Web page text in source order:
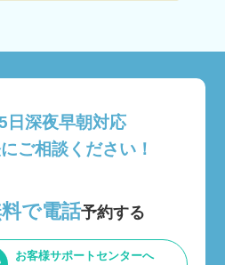
日深夜早朝対応
ご相談ください！
で電話予約する
お客様サポートセンターへ